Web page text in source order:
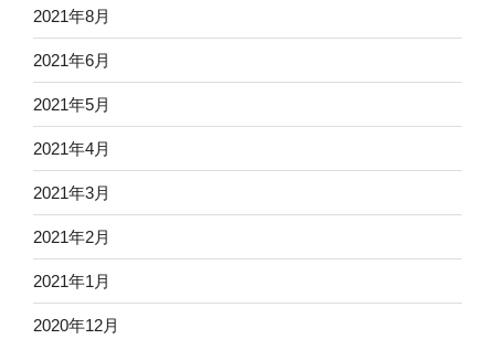
2021年8月
2021年6月
2021年5月
2021年4月
2021年3月
2021年2月
2021年1月
2020年12月